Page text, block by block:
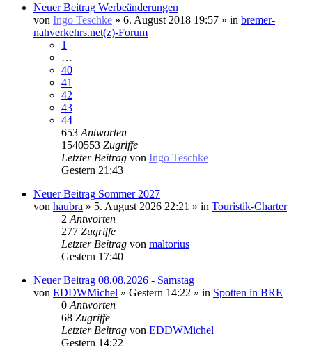
Neuer Beitrag Werbeänderungen
von Ingo Teschke » 6. August 2018 19:57 » in bremer-
nahverkehrs.net(z)-Forum
1
…
40
41
42
43
44
653 Antworten
1540553 Zugriffe
Letzter Beitrag von Ingo Teschke
Gestern 21:43
Neuer Beitrag Sommer 2027
von haubra » 5. August 2026 22:21 » in Touristik-Charter
2 Antworten
277 Zugriffe
Letzter Beitrag von maltorius
Gestern 17:40
Neuer Beitrag 08.08.2026 - Samstag
von EDDWMichel » Gestern 14:22 » in Spotten in BRE
0 Antworten
68 Zugriffe
Letzter Beitrag von EDDWMichel
Gestern 14:22